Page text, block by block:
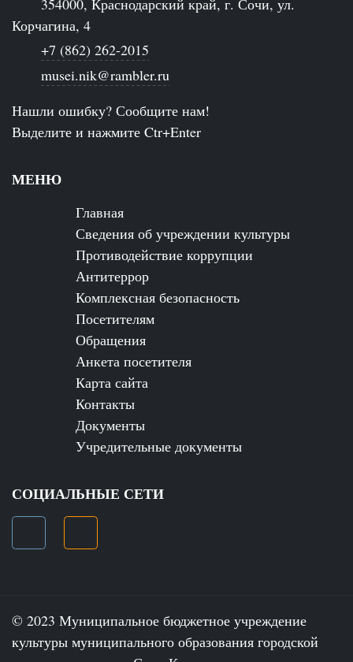
Корчагина, 4
+7 (862) 262-2015
musei.nik@rambler.ru
Нашли ошибку? Сообщите нам!
Выделите и нажмите Ctr+Enter
МЕНЮ
Главная
Сведения об учреждении культуры
Противодействие коррупции
Антитеррор
Комплексная безопасность
Посетителям
Обращения
Анкета посетителя
Карта сайта
Контакты
Документы
Учредительные документы
СОЦИАЛЬНЫЕ СЕТИ
© 2023 Муниципальное бюджетное учреждение
культуры муниципального образования городской